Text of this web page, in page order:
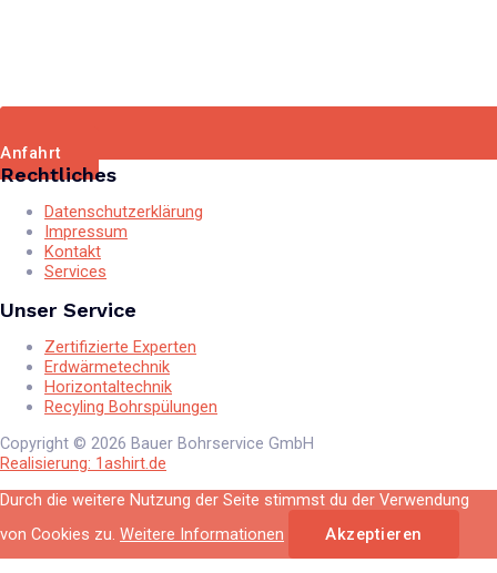
Anfahrt
Rechtliches
Datenschutzerklärung
Impressum
Kontakt
Services
Unser Service
Zertifizierte Experten
Erdwärmetechnik
Horizontaltechnik
Recyling Bohrspülungen
Copyright © 2026 Bauer Bohrservice GmbH
Realisierung: 1ashirt.de
Durch die weitere Nutzung der Seite stimmst du der Verwendung
von Cookies zu. Weitere Informationen Akzeptieren